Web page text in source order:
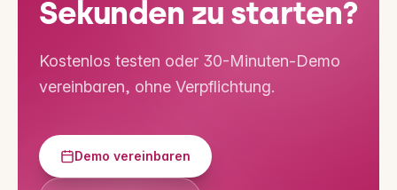
Sekunden zu starten?
Kostenlos testen oder 30-Minuten-Demo
vereinbaren, ohne Verpflichtung.
Demo vereinbaren